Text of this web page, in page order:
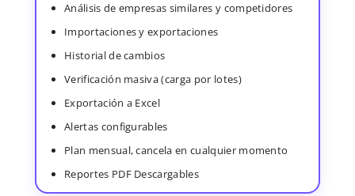
Análisis de empresas similares y competidores
Importaciones y exportaciones
Historial de cambios
Verificación masiva (carga por lotes)
Exportación a Excel
Alertas configurables
Plan mensual, cancela en cualquier momento
Reportes PDF Descargables